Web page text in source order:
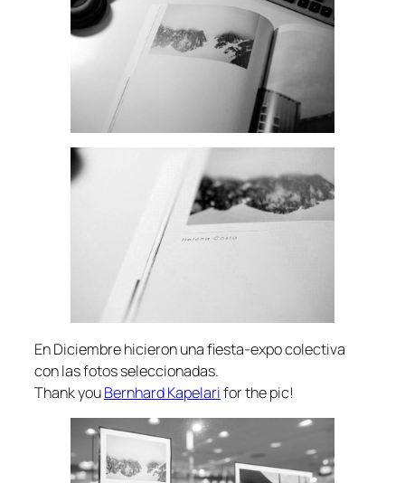
En Diciembre hicieron una fiesta-expo colectiva
con las fotos seleccionadas.
Thank youBernhard Kapelarifor the pic!